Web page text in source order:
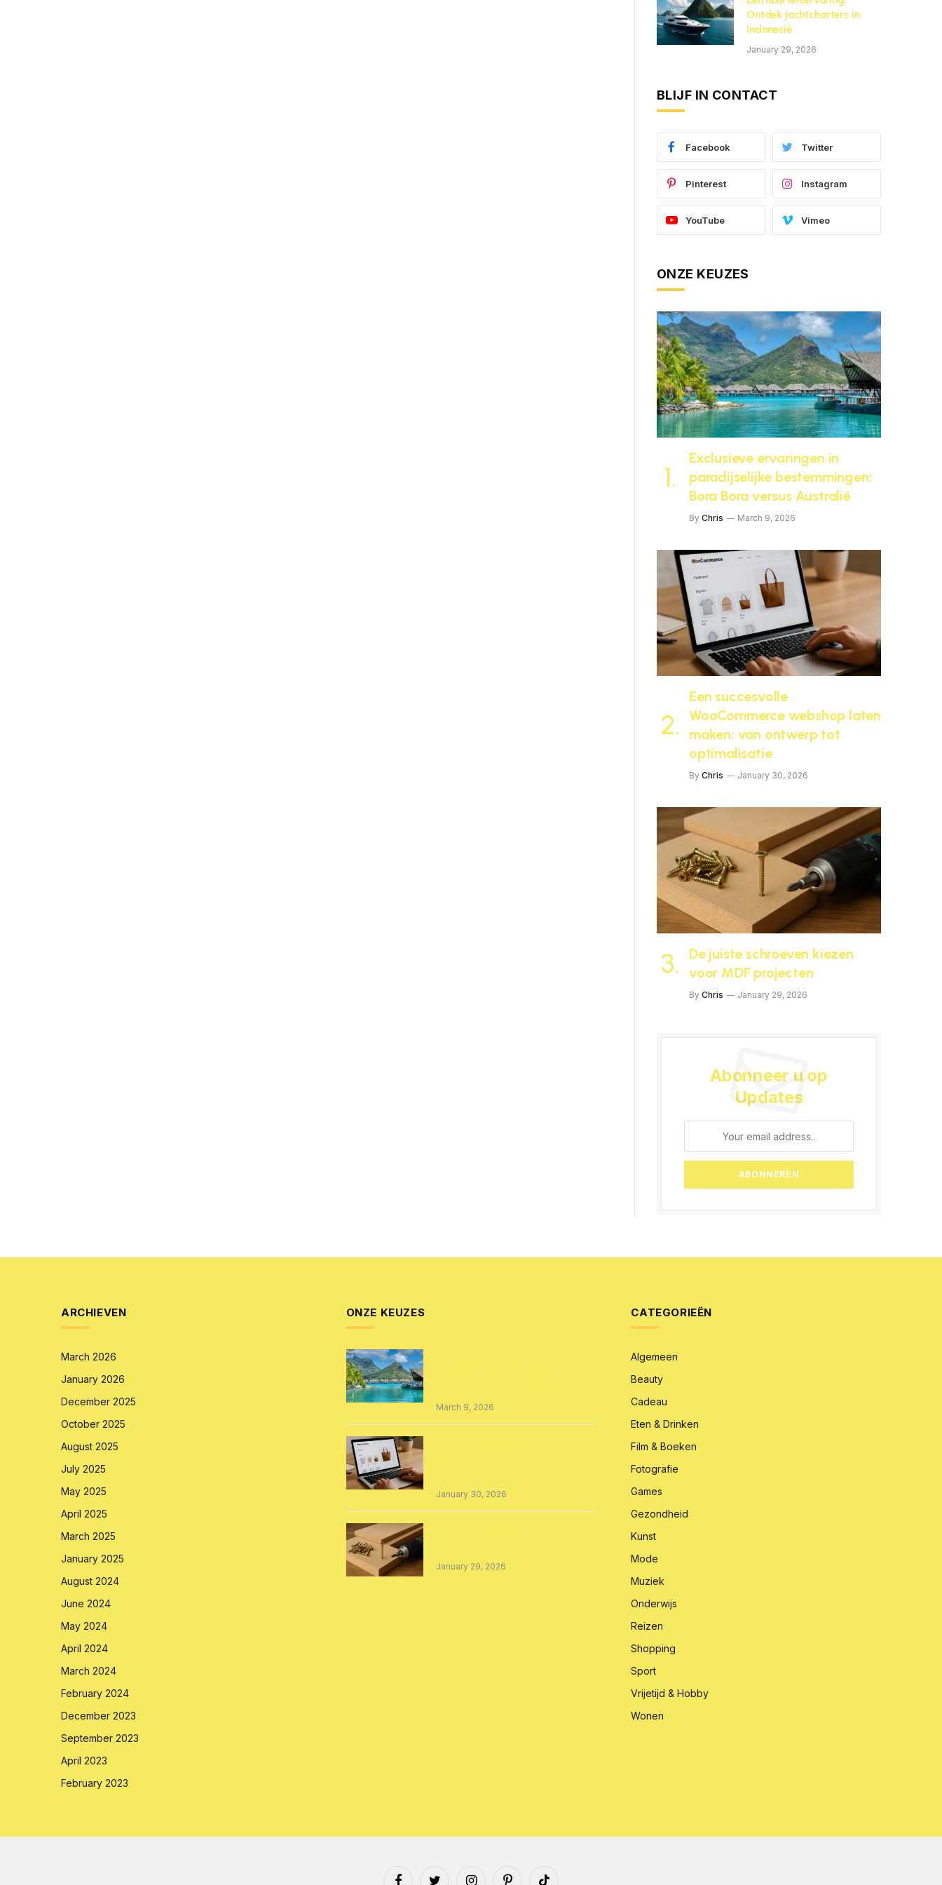
Ontdek jachtcharters in
Indonesië
January 29, 2026
BLIJF IN CONTACT
Facebook Twitter
Pinterest Instagram
YouTube Vimeo
ONZE KEUZES
Exclusieve ervaringen in
paradijselijke bestemmingen:
Bora Bora versus Australië
By Chris March 9, 2026
Een succesvolle
WooCommerce webshop laten
maken: van ontwerp tot
optimalisatie
By Chris January 30, 2026
De juiste schroeven kiezen
voor MDF projecten
By Chris January 29, 2026
Abonneer u op
Updates
ARCHIEVEN
March 2026
January 2026
December 2025
October 2025
August 2025
July 2025
May 2025
April 2025
March 2025
January 2025
August 2024
June 2024
May 2024
April 2024
March 2024
February 2024
December 2023
September 2023
April 2023
February 2023
ONZE KEUZES
March 9, 2026
January 30, 2026
January 29, 2026
CATEGORIEËN
Algemeen
Beauty
Cadeau
Eten & Drinken
Film & Boeken
Fotografie
Games
Gezondheid
Kunst
Mode
Muziek
Onderwijs
Reizen
Shopping
Sport
Vrijetijd & Hobby
Wonen